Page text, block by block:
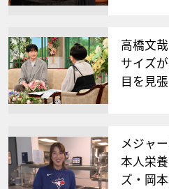
高橋文
サイズ
目を見
メジャ
本人栄
ズ・岡